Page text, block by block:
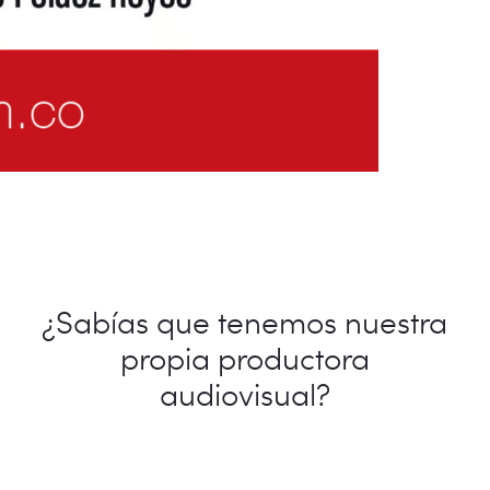
¿Sabías que tenemos nuestra
propia productora
audiovisual?